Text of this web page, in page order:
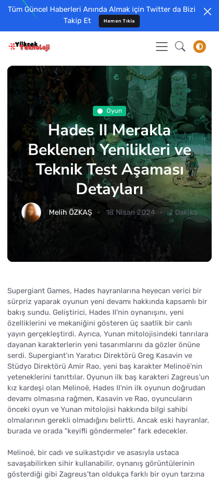
Tüm Güncel Haberleri Anında Almak için Twitter da Bizi
Takip Et
Hemen Tıkla
Oyun
Hades II Merakla
Beklenen Yenilikleri ve
Teknik Test Aşaması
Detayları
Melih ÖZKAŞ 18 Nisan 2024 2 Dakika
Supergiant Games, Hades hayranlarına heyecan verici bir
sürpriz yaparak oyunun yeni devamı hakkında kapsamlı bir
bakış sundu. Geliştirici, Hades II'nin oynanışını, yeni
özelliklerini ve mekaniğini gösteren üç saatlik bir canlı
yayın gerçekleştirdi. Ayrıca, Yunan mitolojisindeki tanrılara
dayanan karakterlerin yeni tasarımlarını da gözler önüne
serdi. Supergiant'ın Yaratıcı Direktörü Greg Kasavin ve
Stüdyo Direktörü Amir Rao, yeni baş karakter Melinoë'nin
yeteneklerini tanıttılar. Oyunun ilk baş karakteri Zagreus'un
kız kardeşi olan Melinoë, Hades II'nin ilk oyunun doğrudan
devamı olmasına rağmen, Kasavin ve Rao, oyuncuların
önceki oyun ve Yunan mitolojisi hakkında bilgi sahibi
olmalarının gerekli olmadığını belirtti. Ancak eski hayranlar,
burada ve orada "keyifli göndermeler" fark edecekler.
Melinoë, bir cadı ve suikastçıdır ve asasıyla ustaca
savaşabilirken sihir kullanabilir, oynanış görüntülerinin
gösterdiği gibi Zagreus'tan oldukça farklı bir oyun tarzına